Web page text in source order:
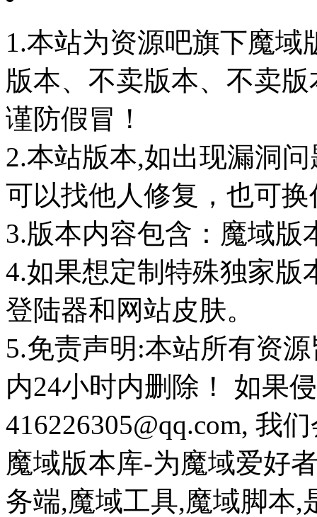
1.本站为资源吧旗下魔
版本、不卖版本、不卖版
谨防假冒！
2.本站版本,如出现漏洞
可以找他人修复，也可
3.版本内容包含：魔域版
4.如果想定制特殊独家
登陆器和网站皮肤。
5.免责声明:本站所有资
内24小时内删除！ 如果
416226305@qq.com, 我
魔域版本库-为魔域爱好
务端,魔域工具,魔域脚本